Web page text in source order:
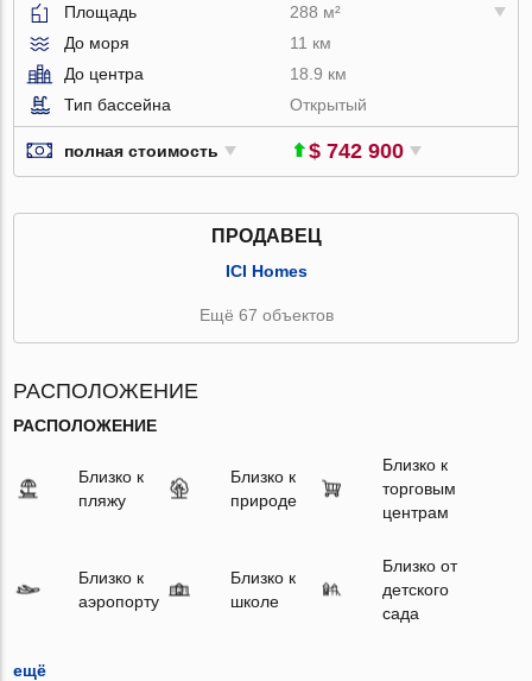
Площадь
288 м²
До моря
11 км
До центра
18.9 км
Тип бассейна
Открытый
полная стоимость $ 742 900
ПРОДАВЕЦ
ICI Homes
Ещё 67 объектов
РАСПОЛОЖЕНИЕ
РАСПОЛОЖЕНИЕ
Близко к
пляжу
Близко к
природе
Близко к
торговым
центрам
Близко к
аэропорту
Близко к
школе
Близко от
детского
сада
ещё